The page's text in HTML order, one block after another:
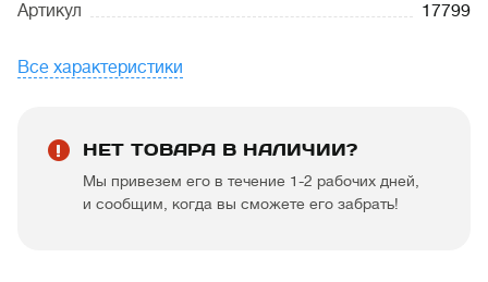
Артикул 17799
Все характеристики
НЕТ ТОВАРА В НАЛИЧИИ?
Мы привезем его в течение 1-2 рабочих дней,
и сообщим, когда вы сможете его забрать!